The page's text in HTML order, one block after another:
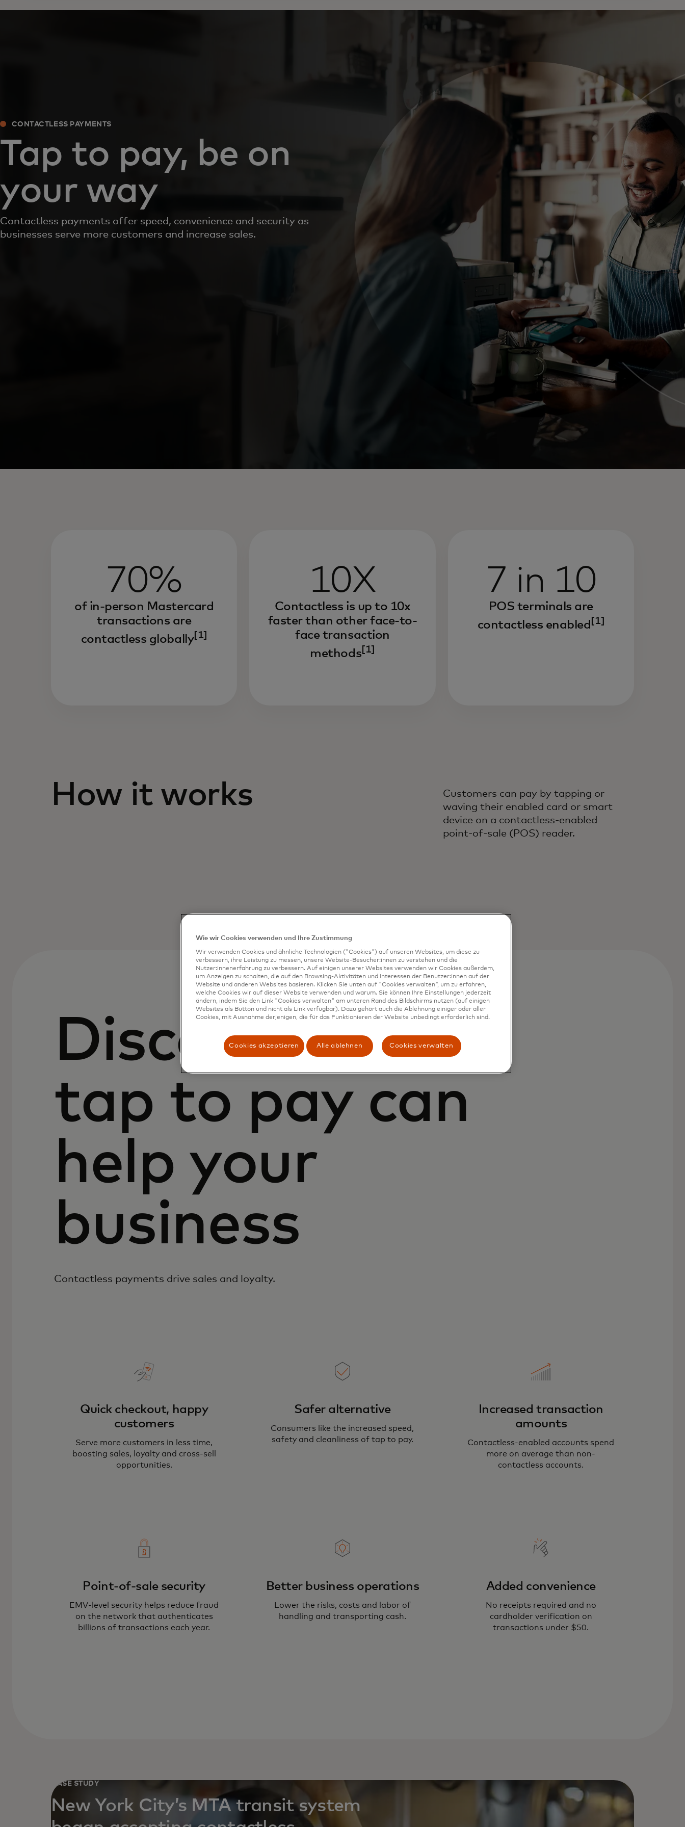
CONTACTLESS PAYMENTS
Tap to pay, be on
your way
Contactless payments offer speed, convenience and security as
businesses serve more customers and increase sales.
70%
of in-person Mastercard
transactions are
contactless globally[1]
10X
Contactless is up to 10x
faster than other face-to-
face transaction
methods [1]
7 in 10
POS terminals are
contactless enabled [1]
How it works
Customers can pay by tapping or
waving their enabled card or smart
device on a contactless-enabled
point-of-sale (POS) reader.
Discover how
tap to pay can
help your
business
Contactless payments drive sales and loyalty.
Quick checkout, happy
customers
Serve more customers in less time,
boosting sales, loyalty and cross-sell
opportunities.
Safer alternative
Consumers like the increased speed,
safety and cleanliness of tap to pay.
Increased transaction
amounts
Contactless-enabled accounts spend
more on average than non-
contactless accounts.
Point-of-sale security
EMV-level security helps reduce fraud
on the network that authenticates
billions of transactions each year.
Better business operations
Lower the risks, costs and labor of
handling and transporting cash.
Added convenience
No receipts required and no
cardholder verification on
transactions under $50.
CASE STUDY
New York City’s MTA transit system
Wie wir Cookies verwenden und Ihre Zustimmung
Wir verwenden Cookies und ähnliche Technologien ("Cookies") auf unseren Websites, um diese zu
verbessern, ihre Leistung zu messen, unsere Website-Besucher:innen zu verstehen und die
Nutzer:innenerfahrung zu verbessern. Auf einigen unserer Websites verwenden wir Cookies außerdem,
um Anzeigen zu schalten, die auf den Browsing-Aktivitäten und Interessen der Benutzer:innen auf der
Website und anderen Websites basieren. Klicken Sie unten auf "Cookies verwalten", um zu erfahren,
welche Cookies wir auf dieser Website verwenden und warum. Sie können Ihre Einstellungen jederzeit
ändern, indem Sie den Link "Cookies verwalten" am unteren Rand des Bildschirms nutzen (auf einigen
Websites als Button und nicht als Link verfügbar). Dazu gehört auch die Ablehnung einiger oder aller
Cookies, mit Ausnahme derjenigen, die für das Funktionieren der Website unbedingt erforderlich sind.
Cookies akzeptieren Alle ablehnen Cookies verwalten